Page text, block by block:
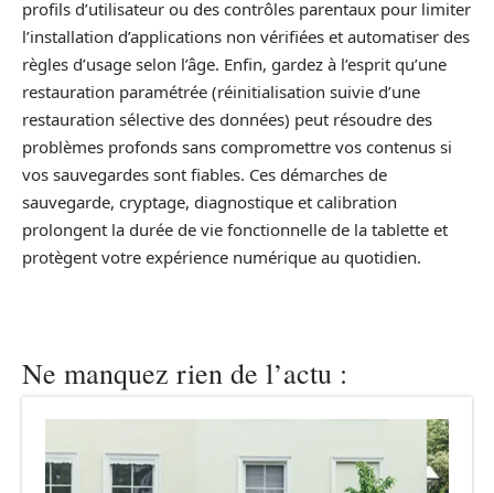
profils d’utilisateur ou des contrôles parentaux pour limiter
l’installation d’applications non vérifiées et automatiser des
règles d’usage selon l’âge. Enfin, gardez à l’esprit qu’une
restauration paramétrée (réinitialisation suivie d’une
restauration sélective des données) peut résoudre des
problèmes profonds sans compromettre vos contenus si
vos sauvegardes sont fiables. Ces démarches de
sauvegarde, cryptage, diagnostique et calibration
prolongent la durée de vie fonctionnelle de la tablette et
protègent votre expérience numérique au quotidien.
Ne manquez rien de l’actu :